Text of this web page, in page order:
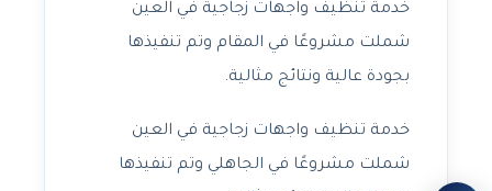
خدمة تنظيف واجهات زجاجية في العين
شملت مشروعًا في المقام وتم تنفيذها
بجودة عالية ونتائج مثالية.
خدمة تنظيف واجهات زجاجية في العين
شملت مشروعًا في الجاهلي وتم تنفيذها